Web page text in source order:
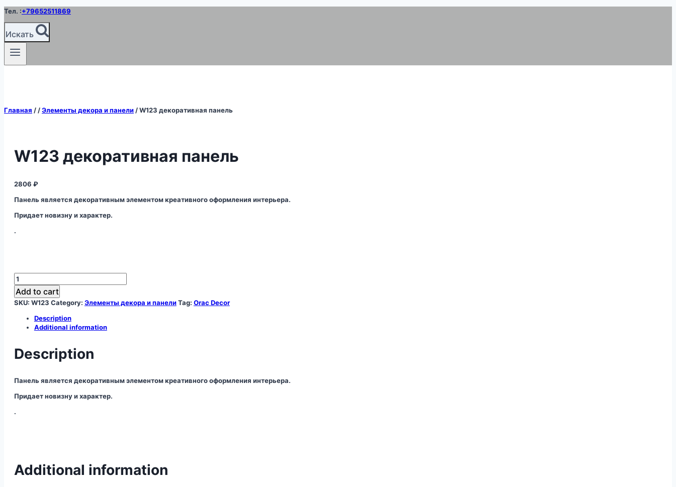
Перейти
содержимому
Тел. :+79652511869
Искать
Главная / /Элементы декора и панели /W123 декоративная панель
W123 декоративная панель
2806 ₽
Панель является декоративным элементом креативного оформления интерьера.
Придает новизну и характер.
.
W123
декоративная
панель
quantity
Add to cart
SKU: W123 Category: Элементы декора и панелиTag: Orac Decor
Description
Additional information
Description
Панель является декоративным элементом креативного оформления интерьера.
Придает новизну и характер.
.
Additional information